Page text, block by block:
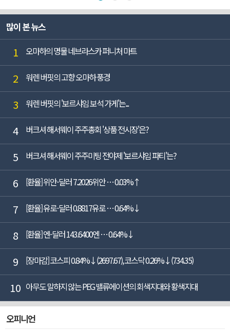
이익 53억원으로 전년동기대비 매출액은 2.6% 증
많이 본 뉴스
1 오마하의 명물 네브라스카 퍼니처 마트
2 워렌 버핏의 고향 오마하 풍경
3 워렌 버핏의 '보르샤임 보석 가게'는...
4 버크셔 해서웨이 주주총회 '상품 전시장'은?
5 버크셔 해서웨이 주주미팅 전야제 '보르샤임 파티'는?
6 [환율] 위안-달러 7.2026위안 … 0.03%↑
7 [환율] 유로-달러 0.8817유로 … 0.64%↓
8 [환율] 엔-달러 143.6400엔 … 0.64%↓
9 [장마감] 코스피 0.84%↓(2697.67), 코스닥 0.26%↓(734.35)
10 아무도 말하지 않는 PEG 밸류에이션의 회색지대와 황색지대
오피니언